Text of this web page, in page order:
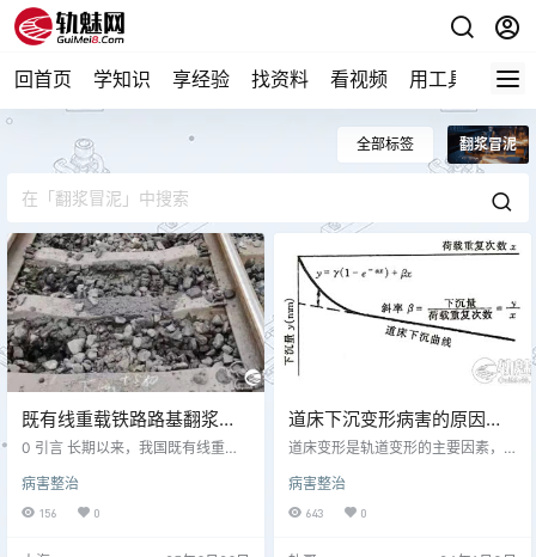
回首页 学知识 享经验 找资料 看视频 用工具 论技
全部标签 翻浆冒泥
既有线重载铁路路基翻浆冒
泥成因及防治措施
0 引言 长期以来，我国既有线重载
工技术差，并且仍持有“重桥梁，轻
路基”的建设思路，对于路基的重要
病害整治
156 0
道床下沉变形病害的原因及
整治措施
道床变形是轨道变形的主要因素，
一。轨道变形分弹性变形和永久变
形，一定的弹性变形能起到缓冲列
病害整治
643 0